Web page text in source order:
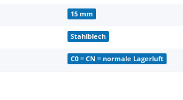
15 mm
Stahlblech
C0 = CN = normale Lagerluft